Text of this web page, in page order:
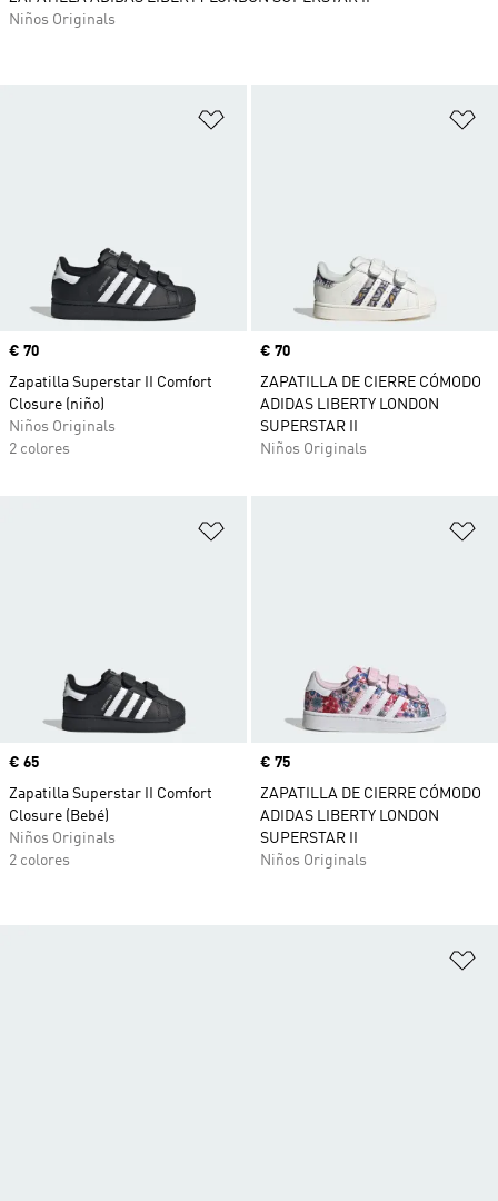
Precio
€ 70
Zapatilla Superstar II Comfort
Closure (niño)
Niños Originals
2 colores
Precio
€ 70
ZAPATILLA DE CIERRE CÓMODO
ADIDAS LIBERTY LONDON
SUPERSTAR II
Niños Originals
Precio
€ 65
Zapatilla Superstar II Comfort
Closure (Bebé)
Niños Originals
2 colores
Precio
€ 75
ZAPATILLA DE CIERRE CÓMODO
ADIDAS LIBERTY LONDON
SUPERSTAR II
Niños Originals
Niños Originals